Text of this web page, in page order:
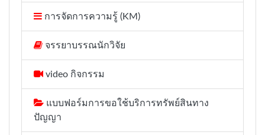
การจัดการความรู้ (KM)
จรรยาบรรณนักวิจัย
video กิจกรรม
แบบฟอร์มการขอใช้บริการทรัพย์สินทาง
ปัญญา